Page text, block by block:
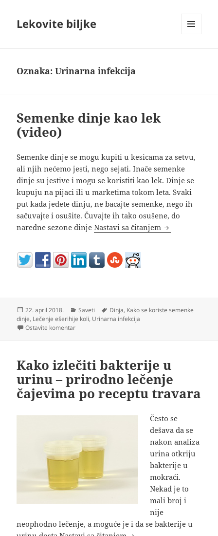
Lekovite biljke
Oznaka:Urinarna infekcija
Semenke dinje kao lek
(video)
Semenke dinje se mogu kupiti u kesicama za setvu,
ali njih nećemo jesti, nego sejati. Inače semenke
dinje su jestive i mogu se koristiti kao lek. Dinje se
kupuju na pijaci ili u marketima tokom leta. Svaki
put kada jedete dinju, ne bacajte semenke, nego ih
sačuvajte i osušite. Čuvajte ih tako osušene, do
naredne sezone dinjeNastavi sa čitanjem Semenke
Objavljeno
22. april 2018. Kategorije
Saveti Oznake
Dinja, Kako se koriste semenke
dinje, Lečenje ešerihije koli, Urinarna infekcija
Ostavite komentarna Semenke dinje kao lek (video)
Kako izlečiti bakterije u
urinu – prirodno lečenje
čajevima po receptu travara
Često se
dešava da se
nakon analiza
urina otkriju
bakterije u
mokraći.
Nekad je to
mali broj i
nije
neophodno lečenje, a moguće je i da se bakterije u